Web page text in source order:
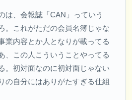
は、会報誌「CAN」っていう
。これがただの会員名簿じゃな
業内容とか人となりが載ってる
、この人こういうことやってる
。初対面なのに初対面じゃない
の自分にはありがたすぎる仕組